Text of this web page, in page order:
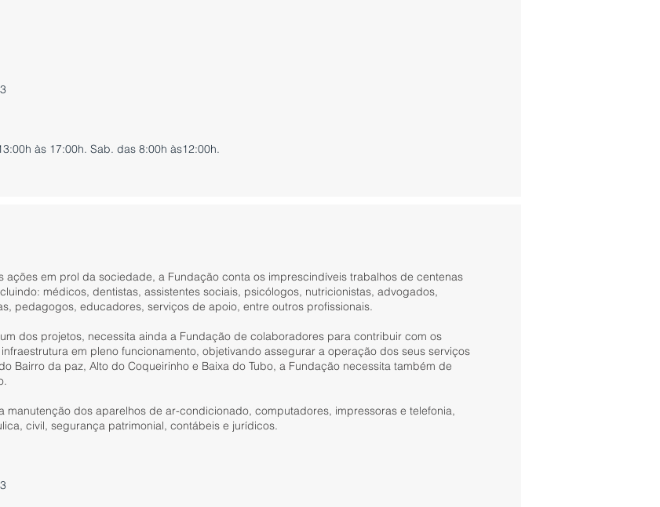
às 17:00h. Sab. das 8:00h às12:00h.
ações em prol da sociedade, a Fundação conta os imprescindíveis trabalhos de centenas
médicos, dentistas, assistentes sociais, psicólogos, nutricionistas, advogados,
pedagogos, educadores, serviços de apoio, entre outros profissionais.
dos projetos, necessita ainda a Fundação de colaboradores para contribuir com os
em pleno funcionamento, objetivando assegurar a operação dos seus serviços
Bairro da paz, Alto do Coqueirinho e Baixa do Tubo, a Fundação necessita também de
manutenção dos aparelhos de ar-condicionado, computadores, impressoras e telefonia,
civil, segurança patrimonial, contábeis e jurídicos.